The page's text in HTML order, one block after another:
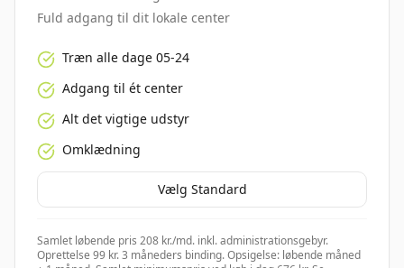
Fuld adgang til dit lokale center
Træn alle dage 05-24
Adgang til ét center
Alt det vigtige udstyr
Omklædning
Vælg Standard
Samlet løbende pris 208 kr./md. inkl. administrationsgebyr.
Oprettelse 99 kr. 3 måneders binding. Opsigelse: løbende måned